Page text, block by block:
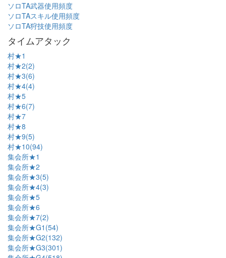
ソロTA武器使用頻度
ソロTAスキル使用頻度
ソロTA狩技使用頻度
タイムアタック
村★1
村★2(2)
村★3(6)
村★4(4)
村★5
村★6(7)
村★7
村★8
村★9(5)
村★10(94)
集会所★1
集会所★2
集会所★3(5)
集会所★4(3)
集会所★5
集会所★6
集会所★7(2)
集会所★G1(54)
集会所★G2(132)
集会所★G3(301)